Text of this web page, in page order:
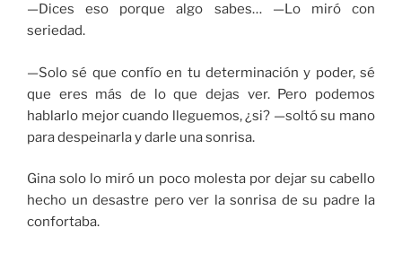
—Dices eso porque algo sabes… —Lo miró con
seriedad.
—Solo sé que confío en tu determinación y poder, sé
que eres más de lo que dejas ver. Pero podemos
hablarlo mejor cuando lleguemos, ¿si? —soltó su mano
para despeinarla y darle una sonrisa.
Gina solo lo miró un poco molesta por dejar su cabello
hecho un desastre pero ver la sonrisa de su padre la
confortaba.